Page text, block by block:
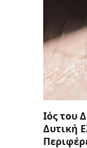
Ιός του
Δυτική